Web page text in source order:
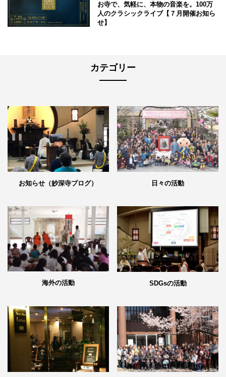
お寺で、気軽に、本物の音楽を。100万
人のクラシックライブ【７月開催お知ら
せ】
カテゴリー
お知らせ（妙深寺ブログ） 日々の活動
海外の活動 SDGsの活動